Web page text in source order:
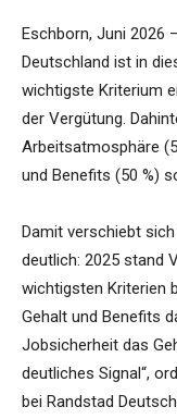
Eschborn, Juni 2026
Deutschland ist in
wichtigste Kriterium
der Vergütung.
Arbeitsatmosphäre
und Benefits (50 %)
Damit verschiebt
deutlich: 2025 stand
wichtigsten Kriterien
Gehalt und Benefits
Jobsicherheit das
deutliches Signal“,
bei Randstad